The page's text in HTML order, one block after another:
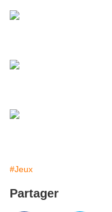
#Jeux
Partager